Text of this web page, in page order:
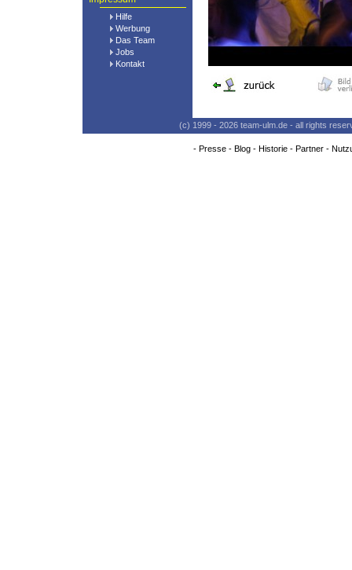
Hilfe
Werbung
Das Team
Jobs
Kontakt
(c) 1999 - 2026 team-ulm.de - all rights
- Presse- Blog- Historie- Partner-